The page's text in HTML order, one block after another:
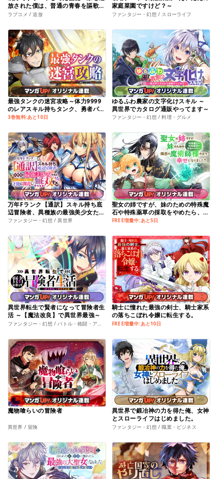
放された僕は、普通の青春を謳歌し
たい。
ラブコメ / 追放
家庭菜園ですけど？～
ファンタジー・幻想 / スローライフ
最強タンクの迷宮攻略～体力9999
のレアスキル持ちタンク、勇者パー
ティーを追放される～
3巻無料:あと10日
ゆるふわ農家の文字化けスキル ～
異世界でカタログ通販やってます～
ファンタジー・幻想 / 料理・グルメ
万年Fランク【通訳】スキル持ち底
辺冒険者、異種族の最強美少女たち
とパーティーを組んで才能に開花し
ファンタジー・幻想 / 異世界
聖女の姉ですが、妹のための特殊魔
石や特殊薬草の採取をやめたら、隣
国の魔術師様の元で幸せになりまし
FREE増量中:あと5日
異世界転生で賢者になって冒険者生
活 ～【魔法改良】で異世界最強～
ファンタジー・幻想 / バトル・格闘・アクション
騎士に憧れた最強の剣士、騎士家系
の落ちこぼれ令嬢に転生する。
FREE増量中:あと10日
魔物喰らいの冒険者
異世界 / 冒険
異世界で鍛冶神の力を得た俺、女神
とスローライフはじめました。
ファンタジー・幻想 / 職業・ビジネス